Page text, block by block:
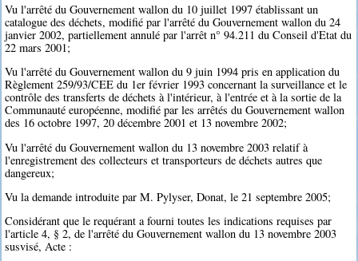
Vu l'arrêté du Gouvernement wallon du 10 juillet 1997 établissant un
catalogue des déchets, modifié par l'arrêté du Gouvernement wallon du 24
janvier 2002, partiellement annulé par l'arrêt n° 94.211 du Conseil d'Etat du
22 mars 2001;
Vu l'arrêté du Gouvernement wallon du 9 juin 1994 pris en application du
Règlement 259/93/CEE du 1er février 1993 concernant la surveillance et le
contrôle des transferts de déchets à l'intérieur, à l'entrée et à la sortie de la
Communauté européenne, modifié par les arrêtés du Gouvernement wallon
des 16 octobre 1997, 20 décembre 2001 et 13 novembre 2002;
Vu l'arrêté du Gouvernement wallon du 13 novembre 2003 relatif à
l'enregistrement des collecteurs et transporteurs de déchets autres que
dangereux;
Vu la demande introduite par M. Pylyser, Donat, le 21 septembre 2005;
Considérant que le requérant a fourni toutes les indications requises par
l'article 4, § 2, de l'arrêté du Gouvernement wallon du 13 novembre 2003
susvisé, Acte :